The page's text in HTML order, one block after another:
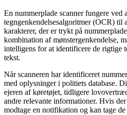
En nummerplade scanner fungere ved
tegngenkendelsesalgoritmer (OCR) til
karakterer, der er trykt på
kombination af mønstergenkendelse,
intelligens for at identificere de rigtige
tekst.
Når scanneren har identificeret
med oplysninger i politiets database.
ejeren af køretøjet, tidligere
andre relevante informationer. Hvis
modtage en notifikation og kan tage